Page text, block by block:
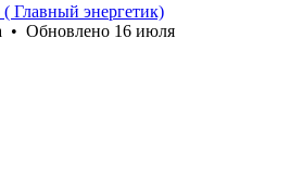
Главный энергетик)
• Обновлено 16 июля